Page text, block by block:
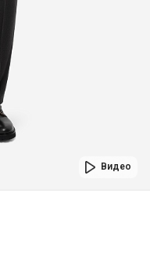
Видео